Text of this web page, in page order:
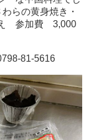
の黄身焼き・
え 参加費 3,000
81-5616